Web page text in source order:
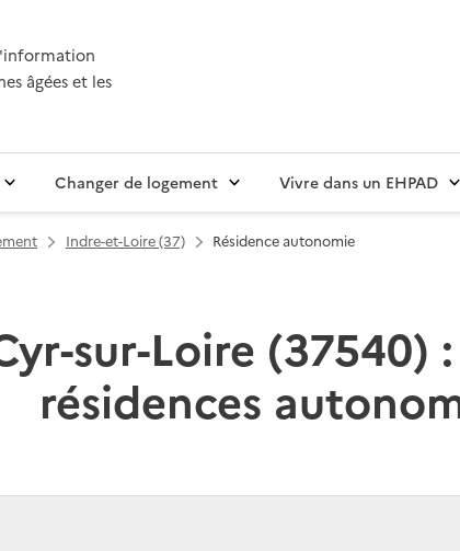
âgées et les
Changer de logement Vivre dans un EHPAD
Indre-et-Loire (37) Résidence autonomie
sur-Loire (37540)
résidences